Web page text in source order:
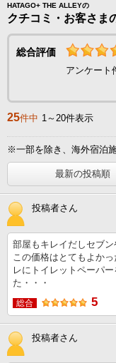
HATAGO+ THE ALLEYの
クチコミ・お客さま
総合評価
アンケート
25件中 1～20件表示
※一部を除き、海外宿泊
最新の投稿順
投稿者さん
部屋もキレイだしセブ
この価格はとてもよか
レにトイレットペーパ
た・・・
総合 5
投稿者さん